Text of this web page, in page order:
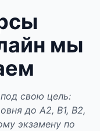
мы
свою цель:
до A2, B1, B2,
экзамену по